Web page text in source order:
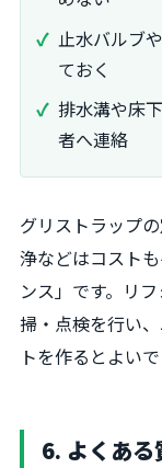
止水バルブ
ておく
排水溝や床
者へ連絡
グリストラップ
浄などはコスト
ンス」です。リ
掃・点検を行い
トを作るとよいで
6. よくある